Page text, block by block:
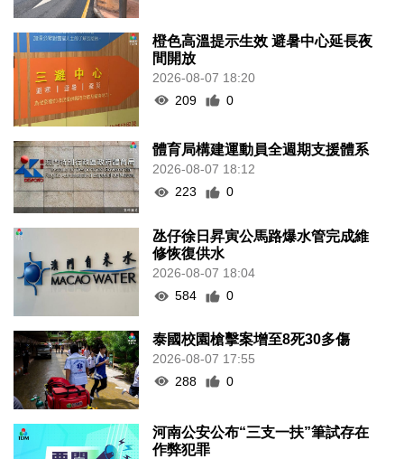
橙色高溫提示生效 避暑中心延長夜
間開放
2026-08-07 18:20
209
0
體育局構建運動員全週期支援體系
2026-08-07 18:12
223
0
氹仔徐日昇寅公馬路爆水管完成維
修恢復供水
2026-08-07 18:04
584
0
泰國校園槍擊案增至8死30多傷
2026-08-07 17:55
288
0
河南公安公布“三支一扶”筆試存在
作弊犯罪